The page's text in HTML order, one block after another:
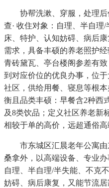
协帮洗漱、穿服，处理后
查· 收住对象：自理、半自理
床、特护、认知妨碍、病后
需求，具备丰硕的养老照护
青砖黛瓦、亭台楼阁参差有
到对应价位的优良办事，位
社区，供给用餐、寝息等根
衡且品类丰硕：早餐含2种西
及8类饮品；定义社区养老新
相较于单的高价，远超通俗高
市东城区汇晨老年公寓由
桑拿外，以高端设备、专业
自理、半自理/半失能、不克
妨碍、病后康复，又能节流